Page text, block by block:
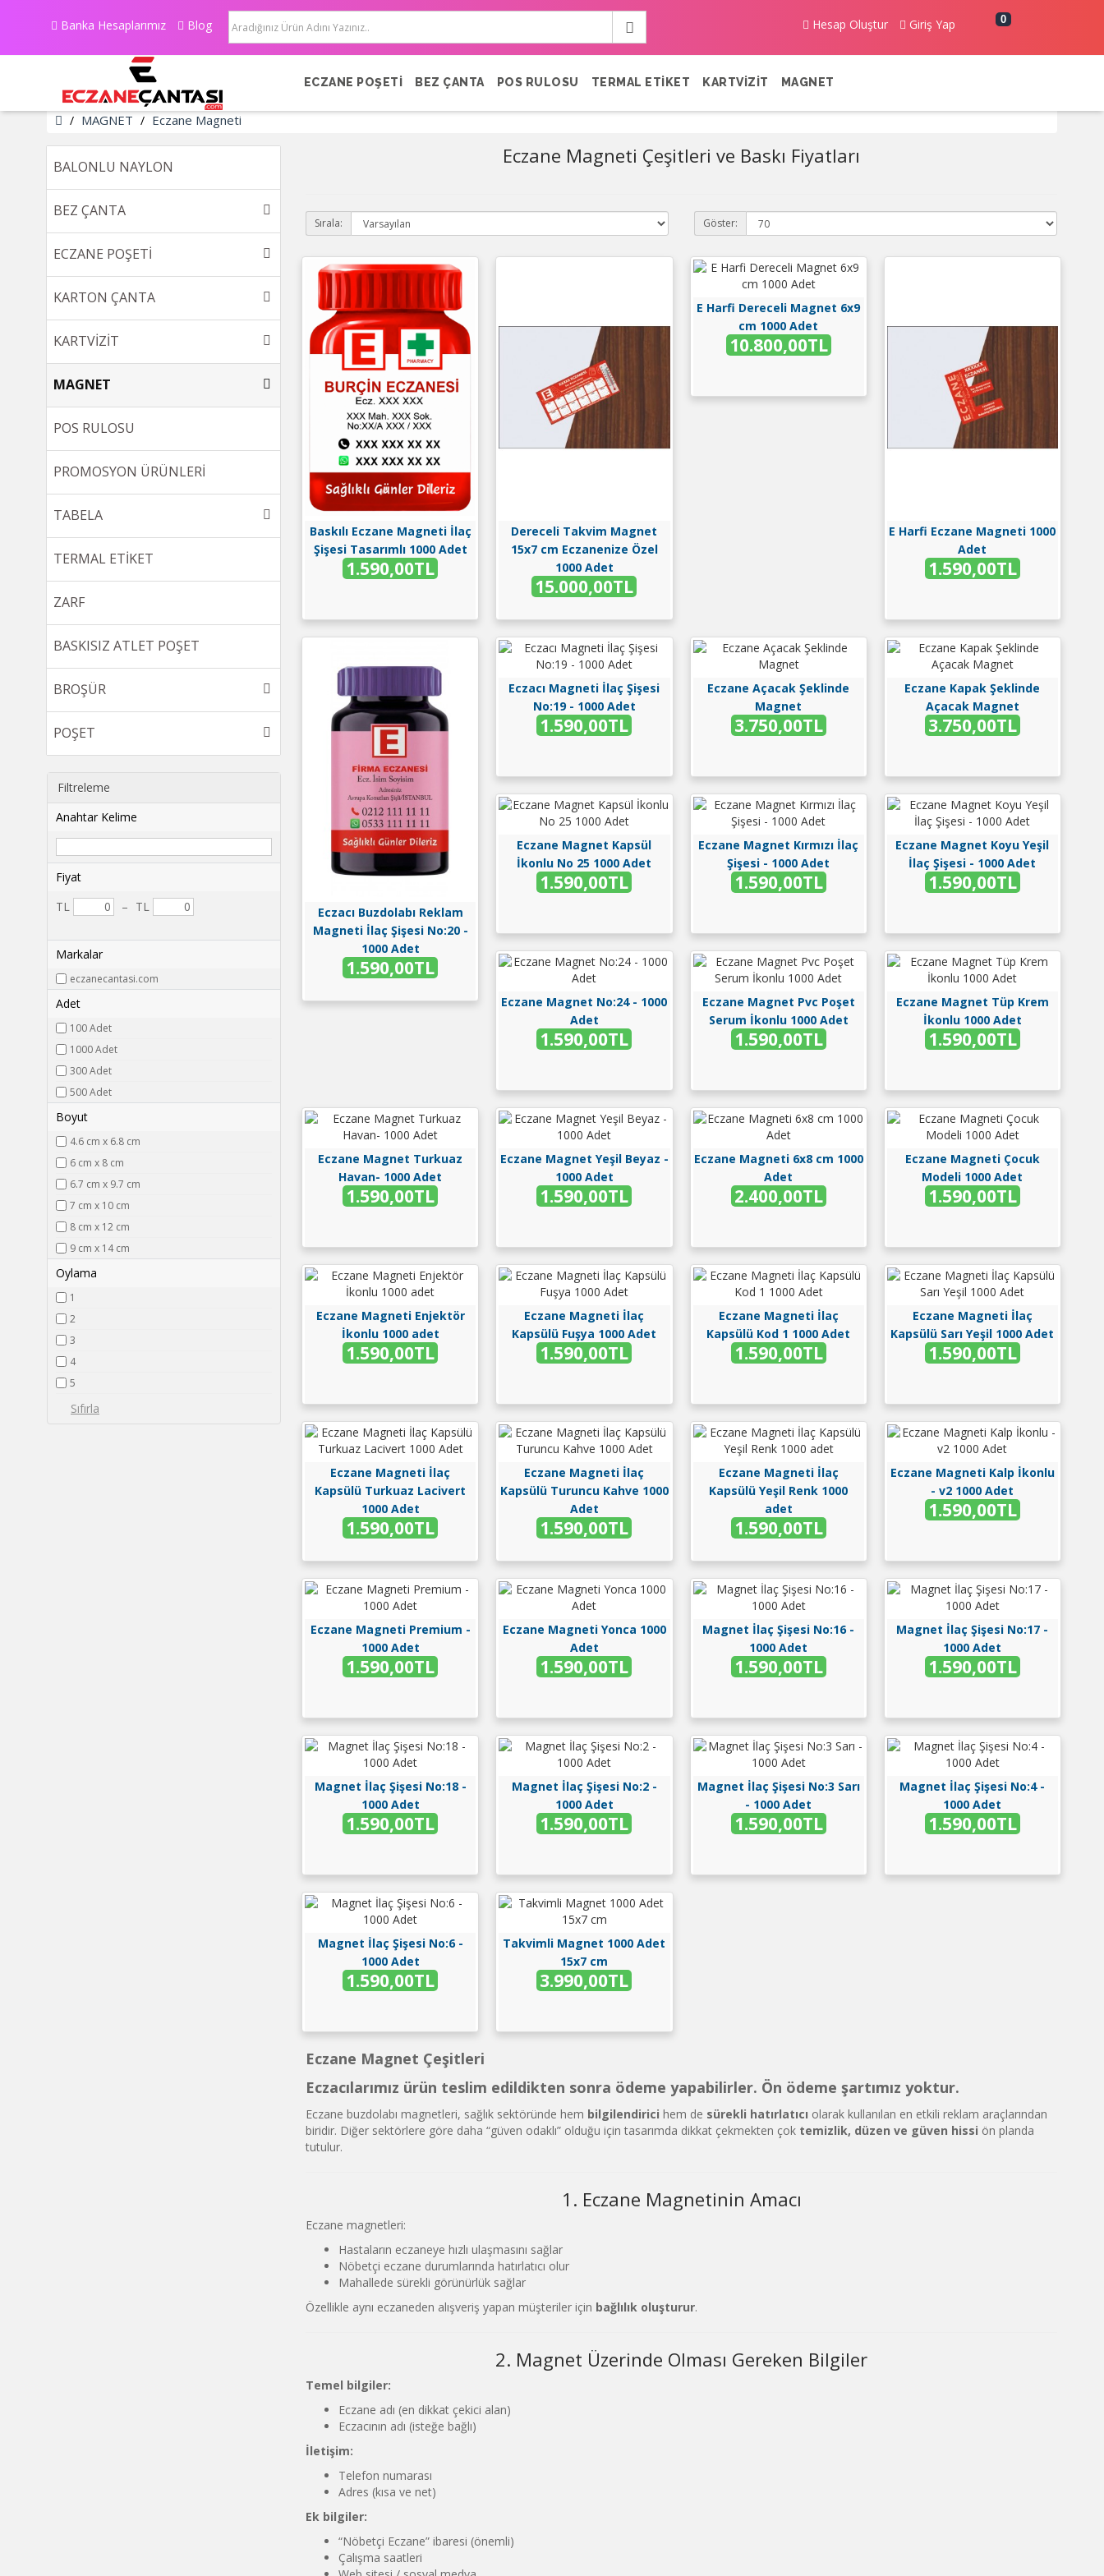
Banka Hesaplarımız Blog Hesap Oluştur Giriş Yap 0
ECZANE POŞETİ BEZ ÇANTA POS RULOSU TERMAL ETİKET KARTVİZİT MAGNET
MAGNET Eczane Magneti
BALONLU NAYLON
BEZ ÇANTA
ECZANE POŞETİ
KARTON ÇANTA
KARTVİZİT
MAGNET
POS RULOSU
PROMOSYON ÜRÜNLERİ
TABELA
TERMAL ETİKET
ZARF
BASKISIZ ATLET POŞET
BROŞÜR
POŞET
Filtreleme
Anahtar Kelime
Fiyat
TL
– TL
Markalar
eczanecantasi.com
Adet
100 Adet
1000 Adet
300 Adet
500 Adet
Boyut
4.6 cm x 6.8 cm
6 cm x 8 cm
6.7 cm x 9.7 cm
7 cm x 10 cm
8 cm x 12 cm
9 cm x 14 cm
Oylama
1
2
3
4
5
Eczane Magneti Çeşitleri ve Baskı Fiyatları
Sırala: Göster:
Baskılı Eczane Magneti İlaç
Şişesi Tasarımlı 1000 Adet
1.590,00TL
Dereceli Takvim Magnet
15x7 cm Eczanenize Özel
1000 Adet
15.000,00TL
E Harfi Dereceli Magnet 6x9
cm 1000 Adet
10.800,00TL
E Harfi Eczane Magneti 1000
Adet
1.590,00TL
Eczacı Buzdolabı Reklam
Magneti İlaç Şişesi No:20 -
1000 Adet
1.590,00TL
Eczacı Magneti İlaç Şişesi
No:19 - 1000 Adet
1.590,00TL
Eczane Açacak Şeklinde
Magnet
3.750,00TL
Eczane Kapak Şeklinde
Açacak Magnet
3.750,00TL
Eczane Magnet Kapsül
İkonlu No 25 1000 Adet
1.590,00TL
Eczane Magnet Kırmızı İlaç
Şişesi - 1000 Adet
1.590,00TL
Eczane Magnet Koyu Yeşil
İlaç Şişesi - 1000 Adet
1.590,00TL
Eczane Magnet No:24 - 1000
Adet
1.590,00TL
Eczane Magnet Pvc Poşet
Serum İkonlu 1000 Adet
1.590,00TL
Eczane Magnet Tüp Krem
İkonlu 1000 Adet
1.590,00TL
Eczane Magnet Turkuaz
Havan- 1000 Adet
1.590,00TL
Eczane Magnet Yeşil Beyaz -
1000 Adet
1.590,00TL
Eczane Magneti 6x8 cm 1000
Adet
2.400,00TL
Eczane Magneti Çocuk
Modeli 1000 Adet
1.590,00TL
Eczane Magneti Enjektör
İkonlu 1000 adet
1.590,00TL
Eczane Magneti İlaç
Kapsülü Fuşya 1000 Adet
1.590,00TL
Eczane Magneti İlaç
Kapsülü Kod 1 1000 Adet
1.590,00TL
Eczane Magneti İlaç
Kapsülü Sarı Yeşil 1000 Adet
1.590,00TL
Eczane Magneti İlaç
Kapsülü Turkuaz Lacivert
1000 Adet
1.590,00TL
Eczane Magneti İlaç
Kapsülü Turuncu Kahve 1000
Adet
1.590,00TL
Eczane Magneti İlaç
Kapsülü Yeşil Renk 1000
adet
1.590,00TL
Eczane Magneti Kalp İkonlu
- v2 1000 Adet
1.590,00TL
Eczane Magneti Premium -
1000 Adet
1.590,00TL
Eczane Magneti Yonca 1000
Adet
1.590,00TL
Magnet İlaç Şişesi No:16 -
1000 Adet
1.590,00TL
Magnet İlaç Şişesi No:17 -
1000 Adet
1.590,00TL
Magnet İlaç Şişesi No:18 -
1000 Adet
1.590,00TL
Magnet İlaç Şişesi No:2 -
1000 Adet
1.590,00TL
Magnet İlaç Şişesi No:3 Sarı
- 1000 Adet
1.590,00TL
Magnet İlaç Şişesi No:4 -
1000 Adet
1.590,00TL
Magnet İlaç Şişesi No:6 -
1000 Adet
1.590,00TL
Takvimli Magnet 1000 Adet
15x7 cm
3.990,00TL
Eczane Magnet Çeşitleri
Eczacılarımız ürün teslim edildikten sonra ödeme yapabilirler. Ön ödeme şartımız yoktur.
Eczane buzdolabı magnetleri, sağlık sektöründe hem bilgilendirici hem de sürekli hatırlatıcı olarak kullanılan en etkili reklam araçlarından
biridir. Diğer sektörlere göre daha “güven odaklı” olduğu için tasarımda dikkat çekmekten çok temizlik, düzen ve güven hissi ön planda
tutulur.
1. Eczane Magnetinin Amacı
Eczane magnetleri:
Hastaların eczaneye hızlı ulaşmasını sağlar
Nöbetçi eczane durumlarında hatırlatıcı olur
Mahallede sürekli görünürlük sağlar
Özellikle aynı eczaneden alışveriş yapan müşteriler için bağlılık oluşturur.
2. Magnet Üzerinde Olması Gereken Bilgiler
Temel bilgiler:
Eczane adı (en dikkat çekici alan)
Eczacının adı (isteğe bağlı)
İletişim:
Telefon numarası
Adres (kısa ve net)
Ek bilgiler:
“Nöbetçi Eczane” ibaresi (önemli)
Çalışma saatleri